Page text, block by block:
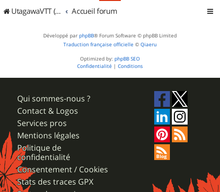
UtagawaVTT (Randos VTT et VTTAE avec traces GPS) Accueil forum
Développé par phpBB® Forum Software © phpBB Limited
Traduction française officielle © Qiaeru
Optimized by: phpBB SEO
Confidentialité | Conditions
Qui sommes-nous ?
Contact & Logos
Services pros
Mentions légales
Politique de
confidentialité
Consentement / Cookies
Stats des traces GPX